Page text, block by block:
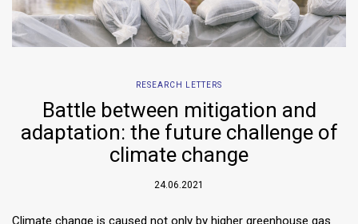
RESEARCH LETTERS
Battle between mitigation and
adaptation: the future challenge of
climate change
24.06.2021
Climate change is caused not only by higher greenhouse gas